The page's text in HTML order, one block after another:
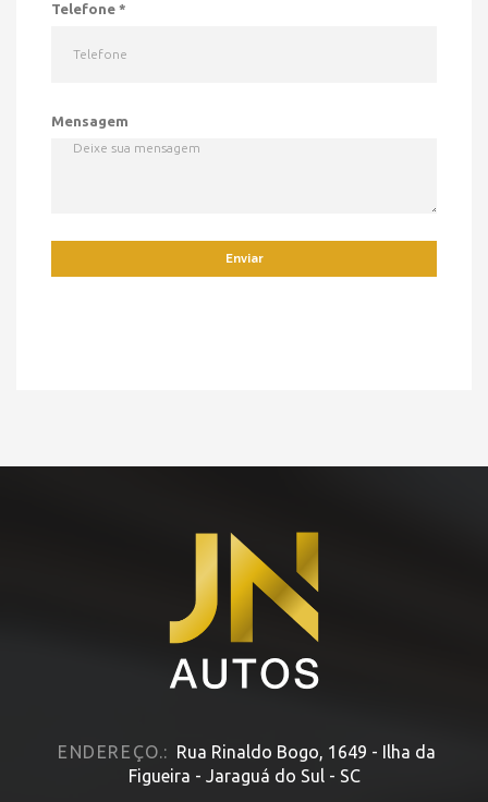
Telefone *
Mensagem
ENDEREÇO.: Rua Rinaldo Bogo, 1649 - Ilha da
Figueira - Jaraguá do Sul - SC